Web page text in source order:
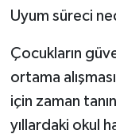
Uyum süreci
Çocukların
ortama
için zaman
yıllardaki okul